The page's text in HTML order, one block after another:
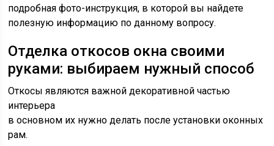
подробная фото-инструкция, в которой вы найдете
полезную информацию по данному вопросу.
Отделка откосов окна своими
руками: выбираем нужный способ
Откосы являются важной декоративной частью
интерьера
в основном их нужно делать после установки оконных
рам.